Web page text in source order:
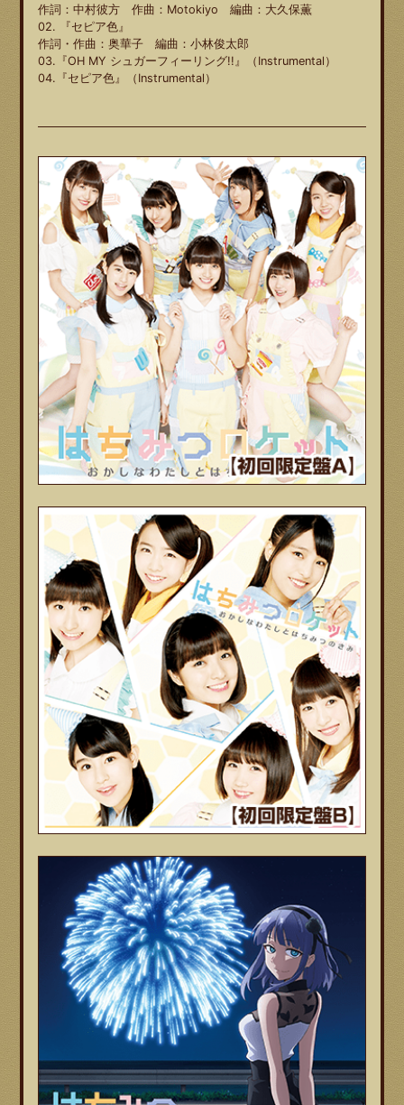
作詞：中村彼方 作曲：Motokiyo 編曲：大久保薫
02. 『セピア色』
作詞・作曲：奥華子 編曲：小林俊太郎
03.『OH MY シュガーフィーリング!!』（Instrumental）
04.『セピア色』（Instrumental）